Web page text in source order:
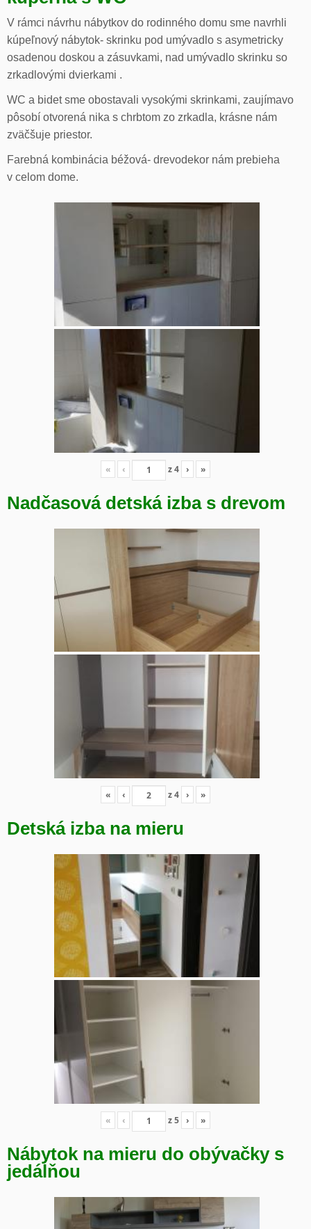
V rámci návrhu nábytkov do rodinného domu sme navrhli
kúpeľnový nábytok- skrinku pod umývadlo s asymetricky
osadenou doskou a zásuvkami, nad umývadlo skrinku so
zrkadlovými dvierkami .
WC a bidet sme obostavali vysokými skrinkami, zaujímavo
pôsobí otvorená nika s chrbtom zo zrkadla, krásne nám
zväčšuje priestor.
Farebná kombinácia béžová- drevodekor nám prebieha
v celom dome.
« ‹ z4 › »
Nadčasová detská izba s drevom
« ‹ z4 › »
Detská izba na mieru
« ‹ z5 › »
Nábytok na mieru do obývačky s
jedálňou